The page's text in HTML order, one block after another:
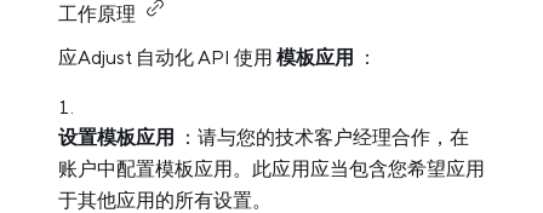
工作原理
应Adjust 自动化 API 使用 模板应用 ：
设置模板应用
：请与您的技术客户经理合作，在
账户中配置模板应用。此应用应当包含您希望应用
于其他应用的所有设置。